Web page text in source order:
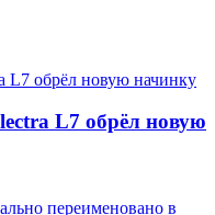
L7 обрёл новую